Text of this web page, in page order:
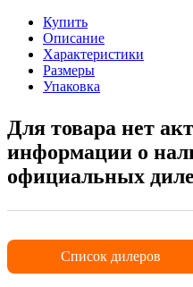
Купить
Описание
Характеристики
Размеры
Упаковка
Для товара нет
информации о
официальных
Список дилеров